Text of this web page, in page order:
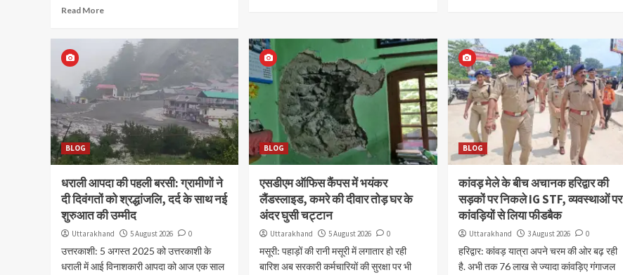
Read More
BLOG
धराली आपदा की पहली बरसी: ग्रामीणों ने
दी दिवंगतों को श्रद्धांजलि, दर्द के साथ नई
शुरुआत की उम्मीद
Uttarakhand 5 August 2026 0
उत्तरकाशी: 5 अगस्त 2025 को उत्तरकाशी के
धराली में आई विनाशकारी आपदा को आज एक साल
BLOG
एसडीएम ऑफिस कैंपस में भयंकर
लैंडस्लाइड, कमरे की दीवार तोड़ घर के
अंदर घुसी चट्टान
Uttarakhand 5 August 2026 0
मसूरी: पहाड़ों की रानी मसूरी में लगातार हो रही
बारिश अब सरकारी कर्मचारियों की सुरक्षा पर भी
BLOG
कांवड़ मेले के बीच अचानक हरिद्वार की
सड़कों पर निकले IG STF, व्यवस्थाओं पर
कांवड़ियों से लिया फीडबैक
Uttarakhand 3 August 2026 0
हरिद्वार: कांवड़ यात्रा अपने चरम की ओर बढ़ रही
है. अभी तक 76 लाख से ज्यादा कांवड़िए गंगाजल